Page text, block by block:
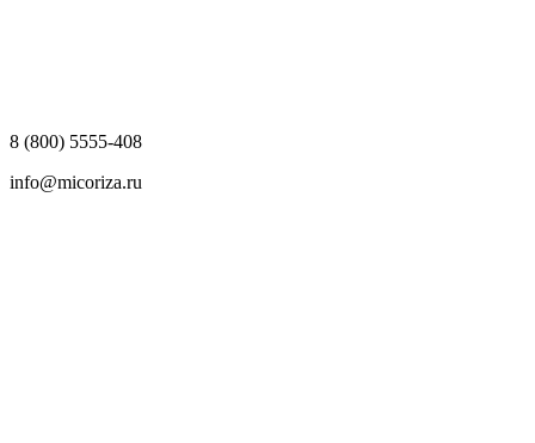
8 (800) 5555-408
info@micoriza.ru